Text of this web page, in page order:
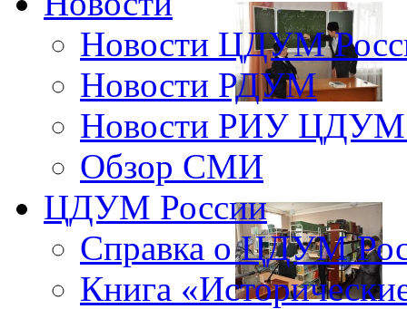
Новости ЦДУМ
Новости РДУМ
Новости РИУ ЦДУМ
Обзор СМИ
ЦДУМ России
Справка о ЦДУМ
Книга